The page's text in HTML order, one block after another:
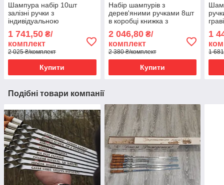
Шампура набір 10шт
залізні ручки з
індивідуальною
оригінальній стильною
коробці книжці
1 741,50 ₴/
комплект
2 025 ₴/комплект
Купити
Набір шампурів з
дерев'яними ручками 8шт
в коробці книжка з
2 046,80₴/
комплект
2 380 ₴/комплект
Купити
1
1
Подібні товари компанії